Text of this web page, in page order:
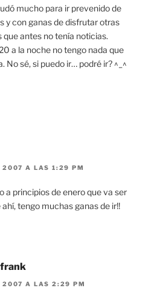
mucho para ir prevenido de
y con ganas de disfrutar otras
que antes no tenía noticias.
a la noche no tengo nada que
No sé, si puedo ir… podré ir? ^_^
2007 A LAS 1:29 PM
a principios de enero que va ser
tengo muchas ganas de ir!!
2007 A LAS 2:29 PM